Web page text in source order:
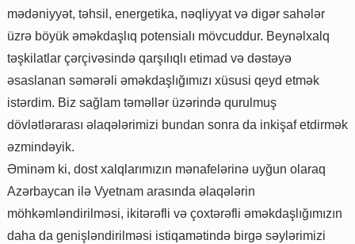
mədəniyyət, təhsil, energetika, nəqliyyat və digər sahələr
üzrə böyük əməkdaşlıq potensialı mövcuddur. Beynəlxalq
təşkilatlar çərçivəsində qarşılıqlı etimad və dəstəyə
əsaslanan səmərəli əməkdaşlığımızı xüsusi qeyd etmək
istərdim. Biz sağlam təməllər üzərində qurulmuş
dövlətlərarası əlaqələrimizi bundan sonra da inkişaf etdirmək
əzmindəyik.
Əminəm ki, dost xalqlarımızın mənafelərinə uyğun olaraq
Azərbaycan ilə Vyetnam arasında əlaqələrin
möhkəmləndirilməsi, ikitərəfli və çoxtərəfli əməkdaşlığımızın
daha da genişləndirilməsi istiqamətində birgə səylərimizi